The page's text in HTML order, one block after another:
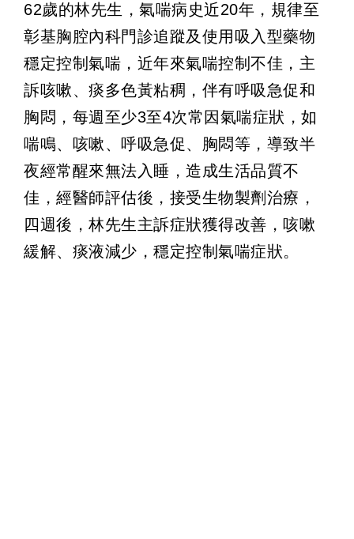
62歲的林先生，氣喘病史近20年，規律至
彰基胸腔內科門診追蹤及使用吸入型藥物
穩定控制氣喘，近年來氣喘控制不佳，主
訴咳嗽、痰多色黃粘稠，伴有呼吸急促和
胸悶，每週至少3至4次常因氣喘症狀，如
喘鳴、咳嗽、呼吸急促、胸悶等，導致半
夜經常醒來無法入睡，造成生活品質不
佳，經醫師評估後，接受生物製劑治療，
四週後，林先生主訴症狀獲得改善，咳嗽
緩解、痰液減少，穩定控制氣喘症狀。